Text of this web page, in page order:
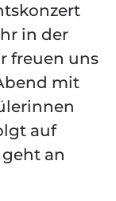
in der
freuen uns
mit
auf
an